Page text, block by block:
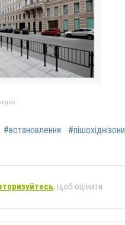
#встановлення
#пішохіднізони
, щоб оцінити